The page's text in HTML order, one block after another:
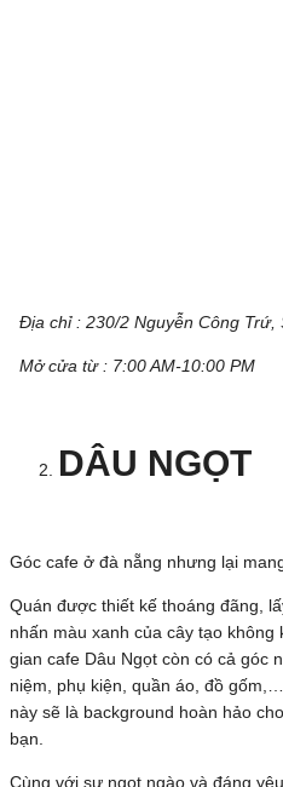
Địa chỉ : 230/2 Nguyễn Công Trứ,
Mở cửa từ : 7:00 AM-10:00 PM
DÂU NGỌT
Góc cafe ở đà nẵng nhưng lại
Quán được thiết kế thoáng đãng,
nhấn màu xanh của cây tạo
gian cafe Dâu Ngọt còn có cả góc
niệm, phụ kiện, quần áo, đồ
này sẽ là background hoàn hảo
bạn.
Cùng với sự ngọt ngào và đáng